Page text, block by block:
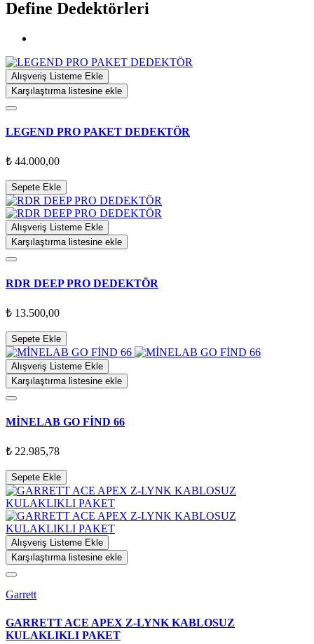
Define Dedektörleri
Alışveriş Listeme Ekle
Karşılaştırma listesine ekle
LEGEND PRO PAKET DEDEKTÖR
₺ 44.000,00
Sepete Ekle
Alışveriş Listeme Ekle
Karşılaştırma listesine ekle
RDR DEEP PRO DEDEKTÖR
₺ 13.500,00
Sepete Ekle
Alışveriş Listeme Ekle
Karşılaştırma listesine ekle
MİNELAB GO FİND 66
₺ 22.985,78
Sepete Ekle
Alışveriş Listeme Ekle
Karşılaştırma listesine ekle
Garrett
GARRETT ACE APEX Z-LYNK KABLOSUZ
KULAKLIKLI PAKET